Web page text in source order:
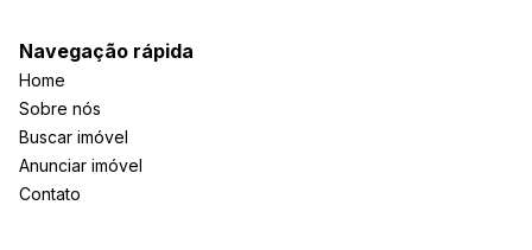
Navegação rápida
Home
Sobre nós
Buscar imóvel
Anunciar imóvel
Contato